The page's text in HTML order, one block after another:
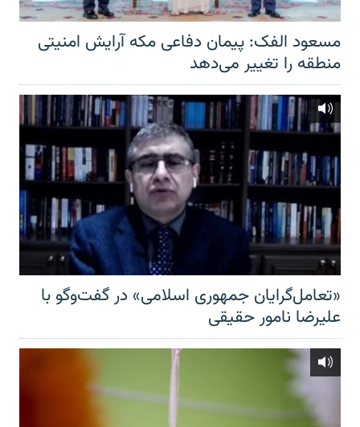
مسعود الفک: پیمان دفاعی مکه آرایش امنیتی
منطقه را تغییر می‌دهد
«تعامل‌گرایان جمهوری اسلامی» در گفت‌وگو با
علیرضا نامور حقیقی